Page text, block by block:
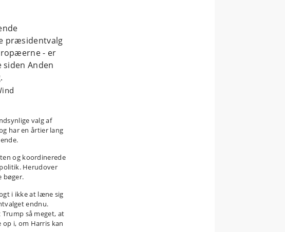
præsidentvalg
- er
siden Anden
valg af
har en årtier lang
og koordinerede
Herudover
bøger.
i ikke at læne sig
endnu.
så meget, at
i, om Harris kan